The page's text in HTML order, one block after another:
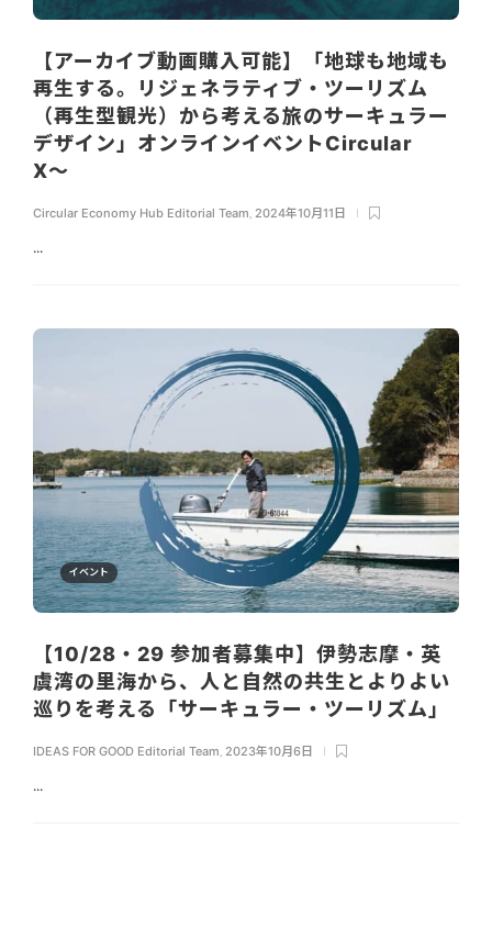
【アーカイブ動画購入可能】「地球も地域も
再生する。リジェネラティブ・ツーリズム
（再生型観光）から考える旅のサーキュラー
デザイン」オンラインイベントCircular
X〜
Circular Economy Hub Editorial Team 2024年10月11日
...
イベント
【10/28・29 参加者募集中】伊勢志摩・英
虞湾の里海から、人と自然の共生とよりよい
巡りを考える「サーキュラー・ツーリズム」
IDEAS FOR GOOD Editorial Team 2023年10月6日
...